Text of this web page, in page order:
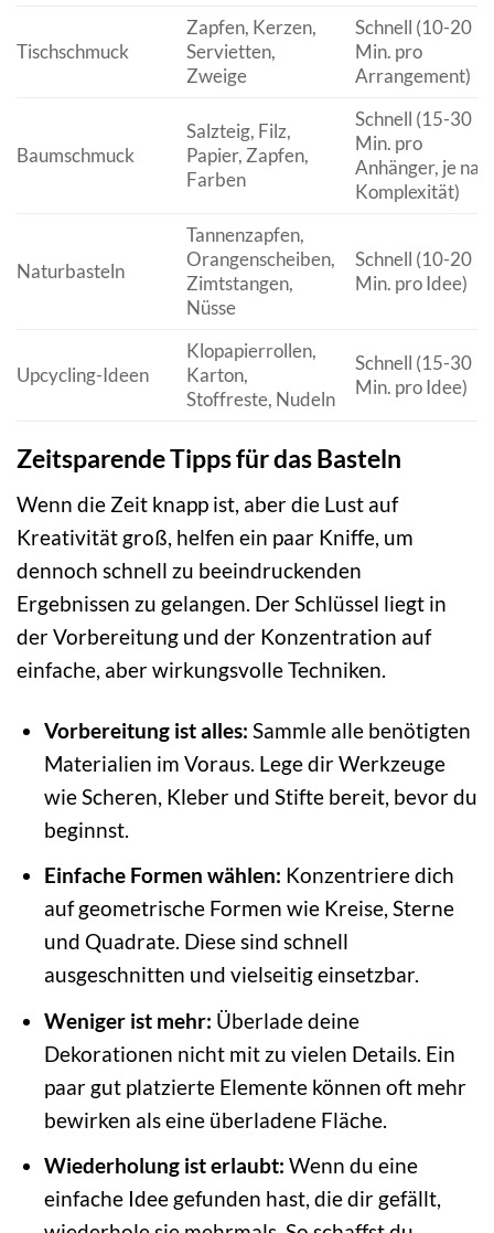
Tischschmuck
Zapfen, Kerzen,
Servietten,
Zweige
Schnell (10-20
Min. pro
Arrangement)
Baumschmuck
Salzteig, Filz,
Papier, Zapfen,
Farben
Schnell (15-30
Min. pro
Anhänger, je
Komplexität)
Naturbasteln
Tannenzapfen,
Orangenscheiben,
Zimtstangen,
Nüsse
Schnell (10-20
Min. pro Idee)
Upcycling-Ideen
Klopapierrollen,
Karton,
Stoffreste, Nudeln
Schnell (15-30
Min. pro Idee)
Zeitsparende Tipps für das Basteln
Wenn die Zeit knapp ist, aber die Lust auf
Kreativität groß, helfen ein paar Kniffe, um
dennoch schnell zu beeindruckenden
Ergebnissen zu gelangen. Der Schlüssel liegt in
der Vorbereitung und der Konzentration auf
einfache, aber wirkungsvolle Techniken.
Vorbereitung ist alles: Sammle alle benötigten
Materialien im Voraus. Lege dir Werkzeuge
wie Scheren, Kleber und Stifte bereit, bevor du
beginnst.
Einfache Formen wählen: Konzentriere dich
auf geometrische Formen wie Kreise, Sterne
und Quadrate. Diese sind schnell
ausgeschnitten und vielseitig einsetzbar.
Weniger ist mehr: Überlade deine
Dekorationen nicht mit zu vielen Details. Ein
paar gut platzierte Elemente können oft mehr
bewirken als eine überladene Fläche.
Wiederholung ist erlaubt: Wenn du eine
einfache Idee gefunden hast, die dir gefällt,